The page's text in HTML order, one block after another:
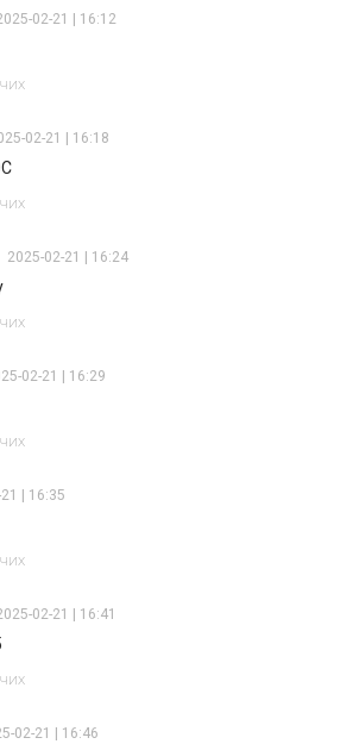
02-21 | 16:12
02-21 | 16:18
2025-02-21 | 16:24
02-21 | 16:29
| 16:35
02-21 | 16:41
02-21 | 16:46